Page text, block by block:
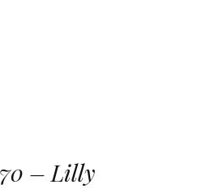
– Lilly